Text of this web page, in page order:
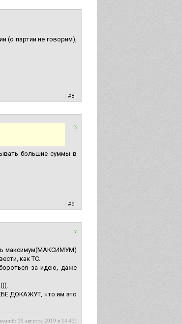
(о партии не говорим),
#8
+3
большие суммы в
#9
+7
максимум(МАКСИМУМ)
как ТС.
за идею, даже
ДОКАЖУТ, что им это
19 августа 2019 в 14:43)